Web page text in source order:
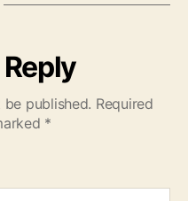
published. Required
*